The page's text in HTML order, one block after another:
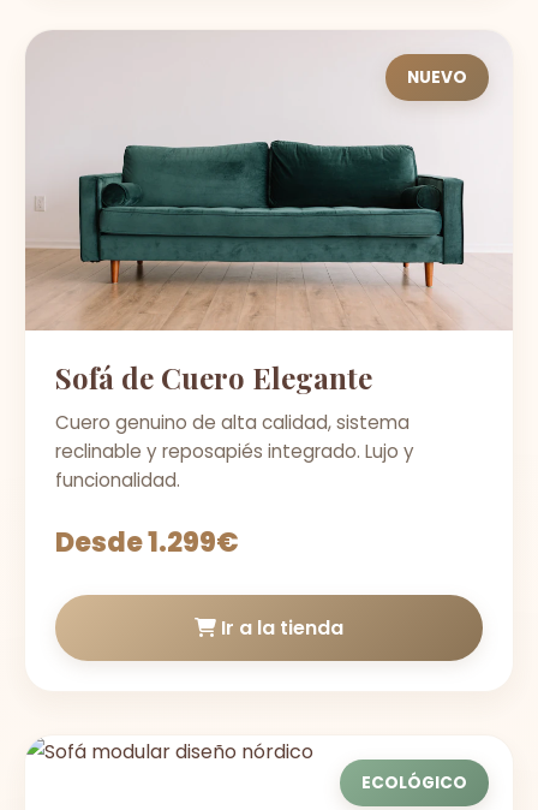
NUEVO
Sofá de Cuero Elegante
Cuero genuino de alta calidad, sistema
reclinable y reposapiés integrado. Lujo y
funcionalidad.
Desde 1.299€
Ir a la tienda
ECOLÓGICO